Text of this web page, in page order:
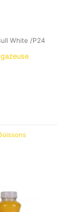
White /P24